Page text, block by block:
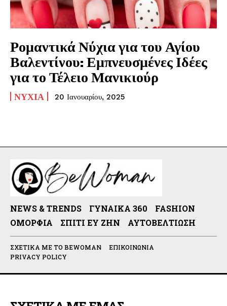
Ρομαντικά Νύχια για του Αγίου
Βαλεντίνου: Εμπνευσμένες Ιδέες
για το Τέλειο Μανικιούρ
ΝΎΧΙΑ 20 Ιανουαρίου, 2025
NEWS & TRENDS ΓΥΝΑΊΚΑ 360
FASHION
ΟΜΟΡΦΙΆ
ΣΠΊΤΙ ΕΥ ΖΗΝ ΑΥΤΟΒΕΛΤΊΩΣΗ
ΣΧΕΤΙΚΆ ΜΕ ΤΟ BEWOMAN
ΕΠΙΚΟΙΝΩΝΊΑ
PRIVACY POLICY